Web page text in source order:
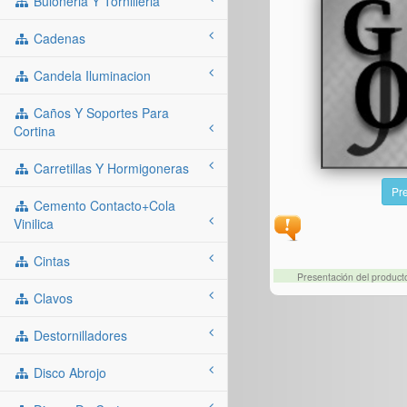
Cadenas
Candela Iluminacion
Caños Y Soportes Para
Cortina
Carretillas Y Hormigoneras
Cemento Contacto+cola
Vinilica
Cintas
Clavos
Destornilladores
Disco Abrojo
Presentación del